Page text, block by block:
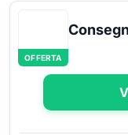
OFFERTA